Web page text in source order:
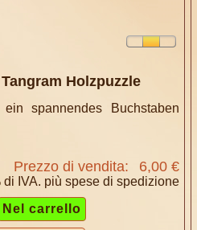
Holzpuzzle
spannendes Buchstaben
Prezzo di vendita: 6,00 €
di IVA. più spese di spedizione